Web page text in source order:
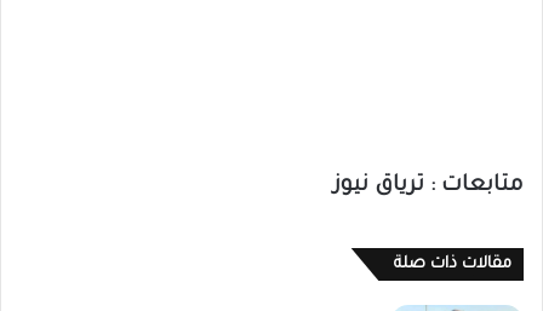
متابعات : ترياق نيوز
مقالات ذات صلة